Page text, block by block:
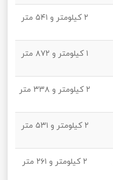
۲ کیلومتر و ۵۴۱ متر
۱ کیلومتر و ۸۷۲ متر
۲ کیلومتر و ۳۳۸ متر
۲ کیلومتر و ۵۳۱ متر
۲ کیلومتر و ۲۶۱ متر